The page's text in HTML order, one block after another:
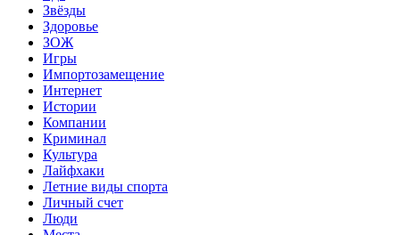
Звёзды
Здоровье
ЗОЖ
Игры
Импортозамещение
Интернет
Истории
Компании
Криминал
Культура
Лайфхаки
Летние виды спорта
Личный счет
Люди